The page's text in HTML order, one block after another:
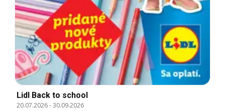
Lidl Back to school
20.07.2026-30.09.2026